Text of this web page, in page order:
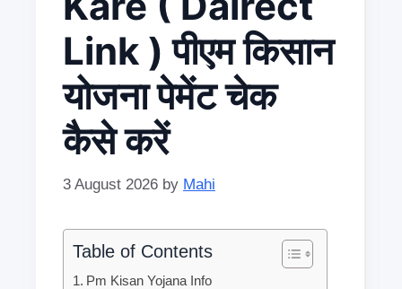
Link ) पीएम किसान
योजना पेमेंट चेक
कैसे करें
3 August 2026 by Mahi
Table of Contents
Pm Kisan Yojana Info